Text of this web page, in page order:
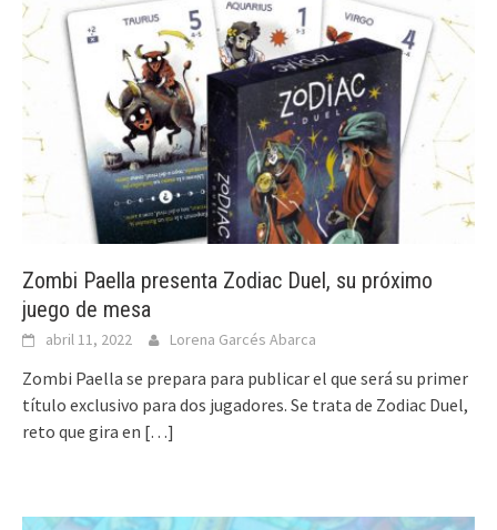
Zombi Paella presenta Zodiac Duel, su próximo
juego de mesa
abril 11, 2022 Lorena Garcés Abarca
Zombi Paella se prepara para publicar el que será su primer
título exclusivo para dos jugadores. Se trata de Zodiac Duel,
reto que gira en […]